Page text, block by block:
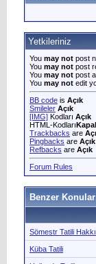
Yetkileriniz
You may not post
You may not post
You may not post
You may not edit
BB code is Açık
Smileler Açık
[IMG] Kodları Açık
HTML-Kodları
Trackbacks are
Pingbacks are Açık
Refbacks are Açık
Forum Rules
Benzer Konular
Sömestr Tatili
Küba Tatili